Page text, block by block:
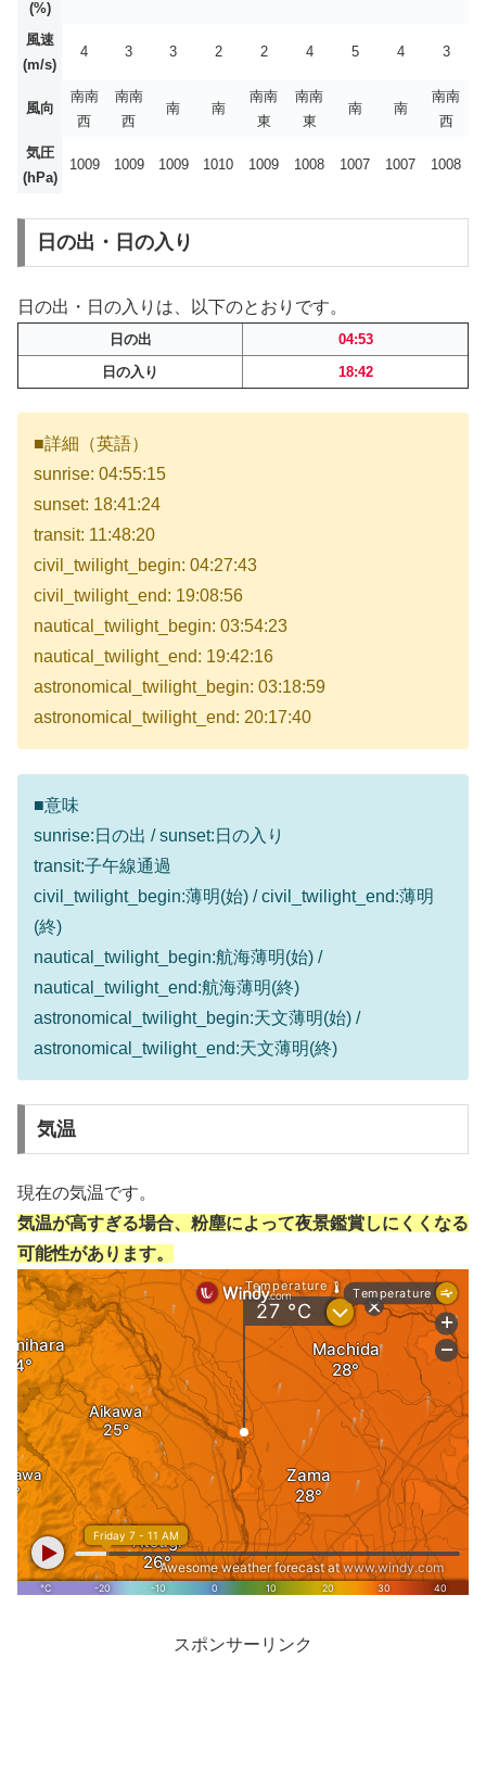
(%)
風速
(m/s)
4 3 3 2 2 4 5 4 3
風向
南南
西
南南
西
南 南
南南
東
南南
東
南 南
南南
西
気圧
(hPa)
1009 1009 1009 1010 1009 1008 1007 1007 1008
日の出・日の入り
日の出・日の入りは、以下のとおりです。
日の出
04:53
日の入り
18:42
■詳細（英語）
sunrise: 04:55:15
sunset: 18:41:24
transit: 11:48:20
civil_twilight_begin: 04:27:43
civil_twilight_end: 19:08:56
nautical_twilight_begin: 03:54:23
nautical_twilight_end: 19:42:16
astronomical_twilight_begin: 03:18:59
astronomical_twilight_end: 20:17:40
■意味
sunrise:日の出 / sunset:日の入り
transit:子午線通過
civil_twilight_begin:薄明(始) / civil_twilight_end:薄明
(終)
nautical_twilight_begin:航海薄明(始) /
nautical_twilight_end:航海薄明(終)
astronomical_twilight_begin:天文薄明(始) /
astronomical_twilight_end:天文薄明(終)
気温
現在の気温です。
気温が高すぎる場合、粉塵によって夜景鑑賞しにくくなる
可能性があります。
スポンサーリンク